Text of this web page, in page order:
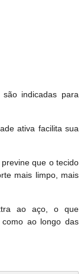
indicadas para
ativa facilita sua
que o tecido
mais limpo, mais
ao aço, o que
ao longo das